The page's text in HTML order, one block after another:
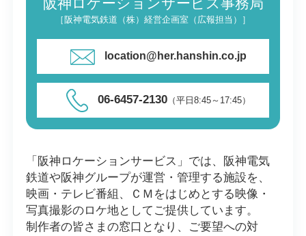
［阪神電気鉄道（株）経営企画室（広報担当）］
location@her.hanshin.co.jp
06-6457-2130（平日8:45～17:45）
「阪神ロケーションサービス」では、阪神電気
鉄道や阪神グループが運営・管理する施設を、
映画・テレビ番組、ＣＭをはじめとする映像・
写真撮影のロケ地としてご提供しています。
制作者の皆さまの窓口となり、ご要望への対